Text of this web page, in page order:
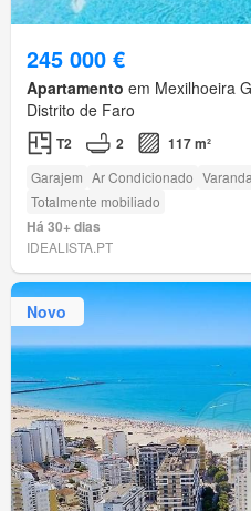
245 000 €
Apartamento em Mexilhoeira
Distrito de Faro
T2 2 117 m²
Garajem Ar Condicionado Varanda
Totalmente mobiliado
Há 30+ dias
IDEALISTA.PT
Novo